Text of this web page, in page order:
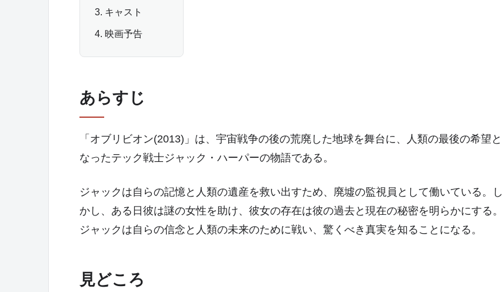
キャスト
映画予告
あらすじ
「オブリビオン(2013)」は、宇宙戦争の後の荒廃した地球を舞台に、人類の最後の希望と
なったテック戦士ジャック・ハーパーの物語である。
ジャックは自らの記憶と人類の遺産を救い出すため、廃墟の監視員として働いている。し
かし、ある日彼は謎の女性を助け、彼女の存在は彼の過去と現在の秘密を明らかにする。
ジャックは自らの信念と人類の未来のために戦い、驚くべき真実を知ることになる。
見どころ